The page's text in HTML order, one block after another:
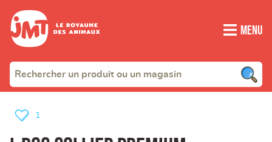
Menu
1